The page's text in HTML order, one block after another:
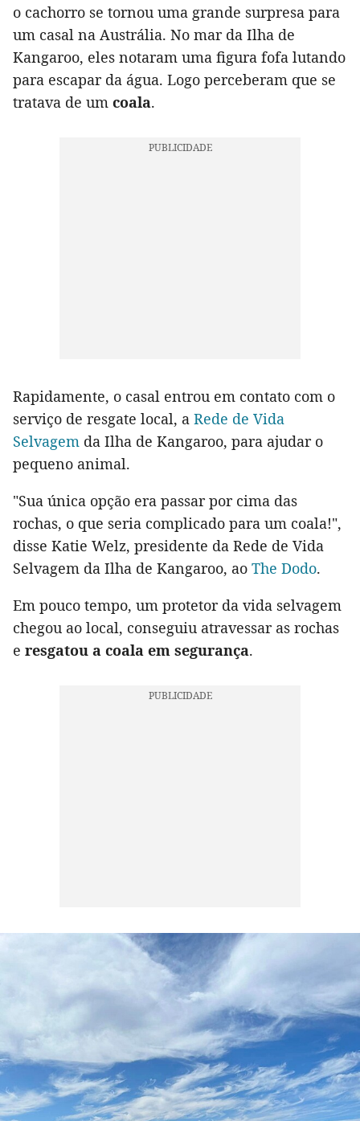
o cachorro se tornou uma grande surpresa para
um casal na Austrália. No mar da Ilha de
Kangaroo, eles notaram uma figura fofa lutando
para escapar da água. Logo perceberam que se
tratava de um coala.
Rapidamente, o casal entrou em contato com o
serviço de resgate local, a Rede de Vida
Selvagem da Ilha de Kangaroo, para ajudar o
pequeno animal.
"Sua única opção era passar por cima das
rochas, o que seria complicado para um coala!",
disse Katie Welz, presidente da Rede de Vida
Selvagem da Ilha de Kangaroo, ao The Dodo.
Em pouco tempo, um protetor da vida selvagem
chegou ao local, conseguiu atravessar as rochas
e resgatou a coala em segurança.